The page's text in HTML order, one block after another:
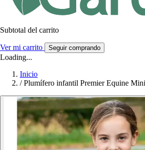
Subtotal del carrito
Ver mi carrito Seguir comprando
Loading...
Inicio
/ Plumífero infantil Premier Equine